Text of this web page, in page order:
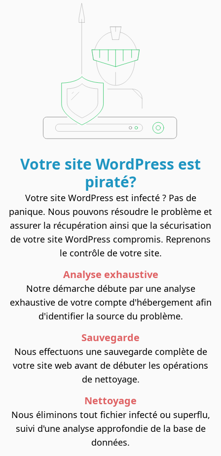
Votre site WordPress est
piraté?
Votre site WordPress est infecté ? Pas de
panique. Nous pouvons résoudre le problème et
assurer la récupération ainsi que la sécurisation
de votre site WordPress compromis. Reprenons
le contrôle de votre site.
Analyse exhaustive
Notre démarche débute par une analyse
exhaustive de votre compte d'hébergement afin
d'identifier la source du problème.
Sauvegarde
Nous effectuons une sauvegarde complète de
votre site web avant de débuter les opérations
de nettoyage.
Nettoyage
Nous éliminons tout fichier infecté ou superflu,
suivi d'une analyse approfondie de la base de
données.